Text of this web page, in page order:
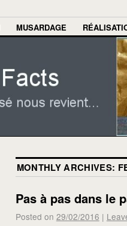
MUSARDAGE
MONTHLY ARCHIVES:
Pas à pas dans le
Posted on 29/02/2016 |